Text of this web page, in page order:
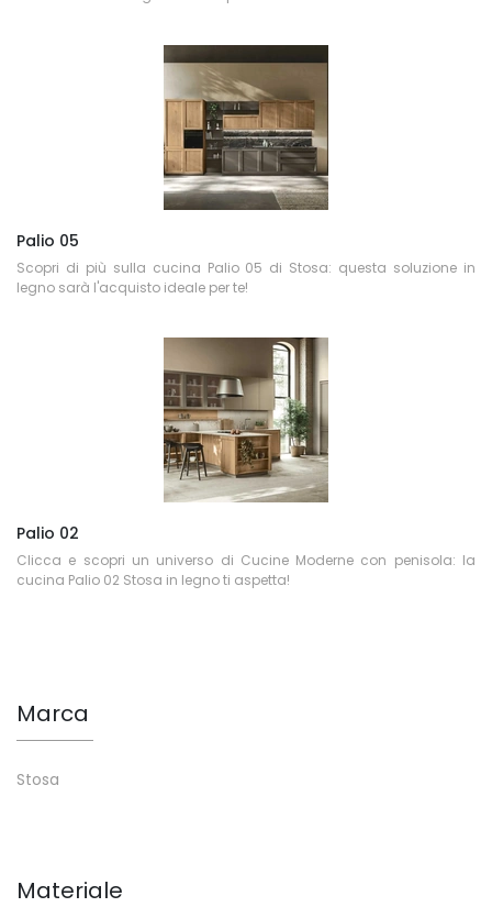
Palio 05
Scopri di più sulla cucina Palio 05 di Stosa: questa soluzione in
legno sarà l'acquisto ideale per te!
Palio 02
Clicca e scopri un universo di Cucine Moderne con penisola: la
cucina Palio 02 Stosa in legno ti aspetta!
Marca
Stosa
Materiale